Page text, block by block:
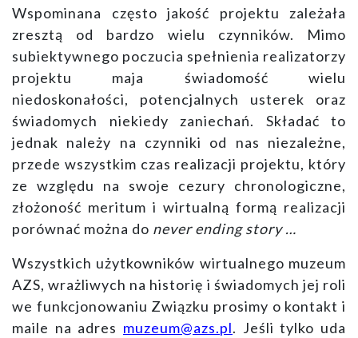
Wspominana często jakość projektu zależała
zresztą od bardzo wielu czynników. Mimo
subiektywnego poczucia spełnienia realizatorzy
projektu maja świadomość wielu
niedoskonałości, potencjalnych usterek oraz
świadomych niekiedy zaniechań. Składać to
jednak należy na czynniki od nas niezależne,
przede wszystkim czas realizacji projektu, który
ze względu na swoje cezury chronologiczne,
złożoność meritum i wirtualną formą realizacji
porównać można do never ending story …
Wszystkich użytkowników wirtualnego muzeum
AZS, wrażliwych na historię i świadomych jej roli
we funkcjonowaniu Związku prosimy o kontakt i
maile na adres muzeum@azs.pl. Jeśli tylko uda